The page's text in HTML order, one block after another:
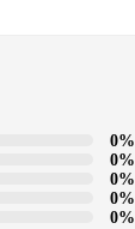
0%
0%
0%
0%
0%